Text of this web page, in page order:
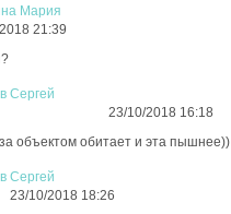
Мария
21:39
Сергей
23/10/2018 16:18
объектом обитает и эта пышнее))
Сергей
23/10/2018 18:26